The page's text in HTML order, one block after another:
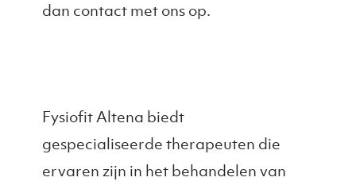
dan contact met ons op.
Fysiofit Altena biedt
gespecialiseerde therapeuten die
ervaren zijn in het behandelen van